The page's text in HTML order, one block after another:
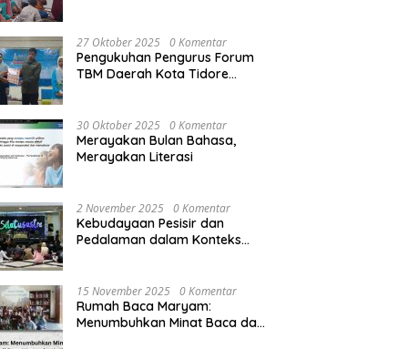
27 Oktober 2025 0 Komentar
Pengukuhan Pengurus Forum
TBM Daerah Kota Tidore
Rempah
30 Oktober 2025 0 Komentar
Merayakan Bulan Bahasa,
Merayakan Literasi
2 November 2025 0 Komentar
Kebudayaan Pesisir dan
Pedalaman dalam Konteks
15 November 2025 0 Komentar
Rumah Baca Maryam:
Menumbuhkan Minat Baca dan